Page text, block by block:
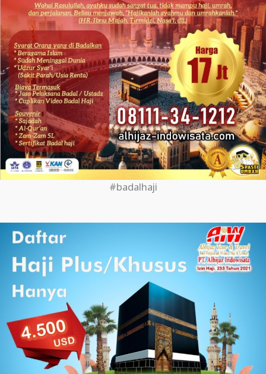
#badalhaji